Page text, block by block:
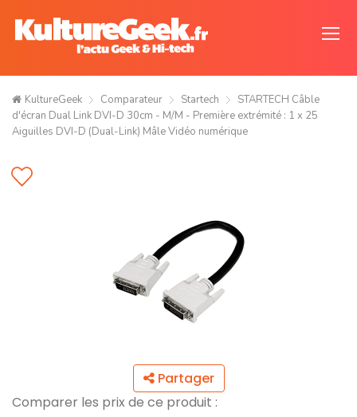
KultureGeek Comparateur Startech
STARTECH Câble
d'écran Dual Link DVI-D 30cm - M/M - Première extrémité : 1 x 25
Aiguilles DVI-D (Dual-Link) Mâle Vidéo numérique
Partager
Comparer les prix de ce produit :